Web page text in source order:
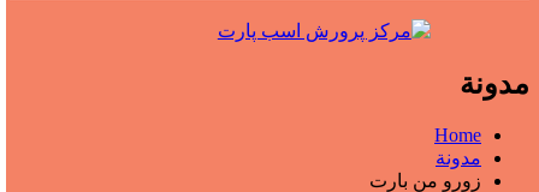
مدونة
Home
مدونة
زورو من بارت